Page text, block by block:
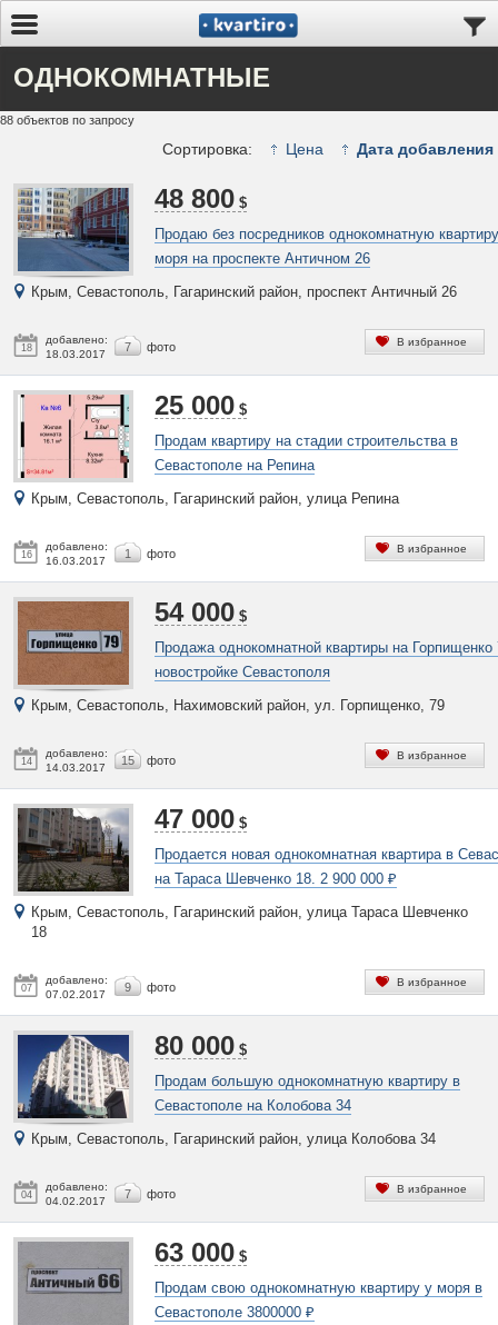
ОДНОКОМНАТНЫЕ
88 объектов по запросу
Сортировка: Цена Дата добавления
18
добавлено:
18.03.2017
7 фото
48 800 $
Продаю без посредников однокомнатную
моря на проспекте Античном 26
Крым, Севастополь, Гагаринский район, проспект Античный 26
В избранное
16
добавлено:
16.03.2017
1 фото
25 000 $
Продам квартиру на стадии строительства в
Севастополе на Репина
Крым, Севастополь, Гагаринский район, улица Репина
В избранное
14
добавлено:
14.03.2017
15 фото
54 000 $
Продажа однокомнатной квартиры на Горпищенко
новостройке Севастополя
Крым, Севастополь, Нахимовский район, ул. Горпищенко, 79
В избранное
07
добавлено:
07.02.2017
9 фото
47 000 $
Продается новая однокомнатная квартира в
на Тараса Шевченко 18. 2 900 000 ₽
Крым, Севастополь, Гагаринский район, улица Тараса Шевченко
18
В избранное
04
добавлено:
04.02.2017
7 фото
80 000 $
Продам большую однокомнатную квартиру в
Севастополе на Колобова 34
Крым, Севастополь, Гагаринский район, улица Колобова 34
В избранное
63 000 $
Продам свою однокомнатную квартиру у моря в
Севастополе 3800000 ₽